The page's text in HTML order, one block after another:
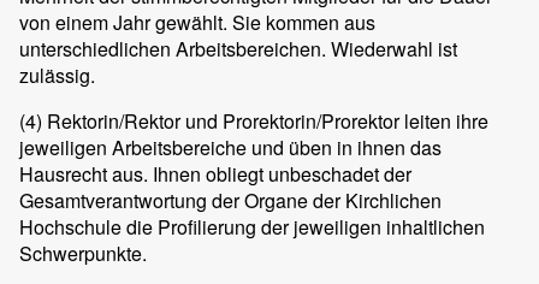
von einem Jahr gewählt. Sie kommen aus
unterschiedlichen Arbeitsbereichen. Wiederwahl ist
zulässig.
(4) Rektorin/Rektor und Prorektorin/Prorektor leiten ihre
jeweiligen Arbeitsbereiche und üben in ihnen das
Hausrecht aus. Ihnen obliegt unbeschadet der
Gesamtverantwortung der Organe der Kirchlichen
Hochschule die Profilierung der jeweiligen inhaltlichen
Schwerpunkte.